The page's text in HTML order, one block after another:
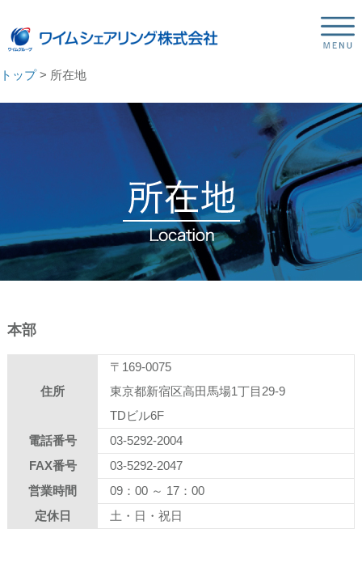
トップ> 所在地
本部
住所
〒169-0075
東京都新宿区高田馬場1丁目29-9
TDビル6F
電話番号
03-5292-2004
FAX番号
03-5292-2047
営業時間
09：00 ～ 17：00
定休日
土・日・祝日